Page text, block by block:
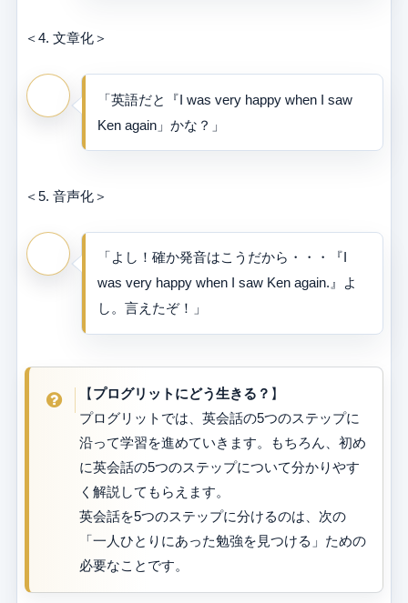
＜4. 文章化＞
「英語だと『I was very happy when I saw
Ken again」かな？」
＜5. 音声化＞
「よし！確か発音はこうだから・・・『I
was very happy when I saw Ken again.』よ
し。言えたぞ！」
【 プログリットにどう生きる？ 】
プログリットでは、英会話の5つのステップに
沿って学習を進めていきます。もちろん、初め
に英会話の5つのステップについて分かりやす
く解説してもらえます。
英会話を5つのステップに分けるのは、次の
「一人ひとりにあった勉強を見つける」ための
必要なことです。